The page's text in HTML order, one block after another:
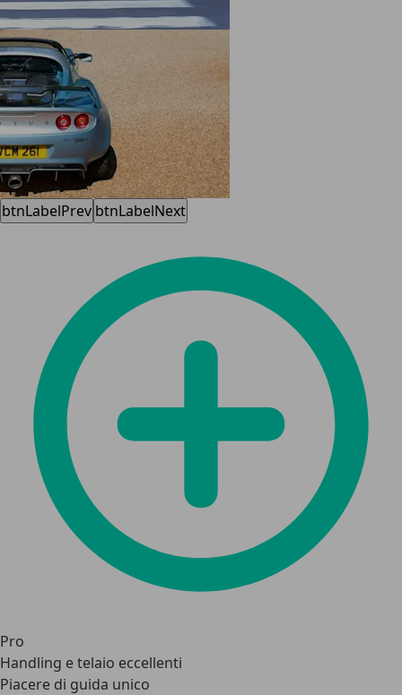
btnLabelPrev btnLabelNext
Pro
Handling e telaio eccellenti
Piacere di guida unico